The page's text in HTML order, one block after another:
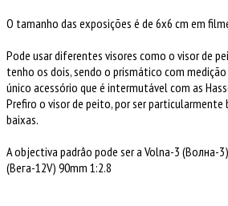
O tamanho das exposições é de 6x6 cm em
Pode usar diferentes visores como o visor de
tenho os dois, sendo o prismático com medição
único acessório que é intermutável com as
Prefiro o visor de peito, por ser particularmente
baixas.
A objectiva padrâo pode ser a Volna-3 (Волна-3
(Bега-12V) 90mm 1:2.8